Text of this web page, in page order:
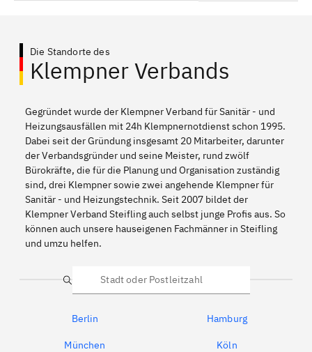
Die Standorte des
Klempner Verbands
Gegründet wurde der Klempner Verband für Sanitär - und
Heizungsausfällen mit 24h Klempnernotdienst schon 1995.
Dabei seit der Gründung insgesamt 20 Mitarbeiter, darunter
der Verbandsgründer und seine Meister, rund zwölf
Bürokräfte, die für die Planung und Organisation zuständig
sind, drei Klempner sowie zwei angehende Klempner für
Sanitär - und Heizungstechnik. Seit 2007 bildet der
Klempner Verband Steifling auch selbst junge Profis aus. So
können auch unsere hauseigenen Fachmänner in Steifling
und umzu helfen.
Suche
Berlin Hamburg
München Köln